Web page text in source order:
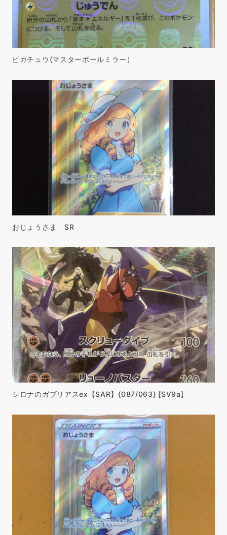
ピカチュウ(マスターボールミラー）
おじょうさま SR
シロナのガブリアスex【SAR】{087/063} [SV9a]